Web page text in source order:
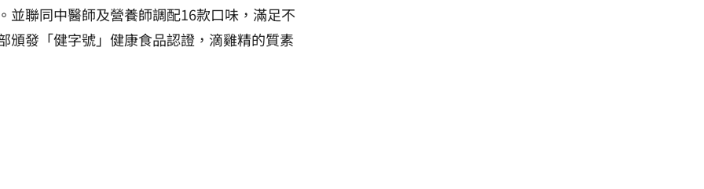
並聯同中醫師及營養師調配16款口味，滿足不
頒發「健字號」健康食品認證，滴雞精的質素